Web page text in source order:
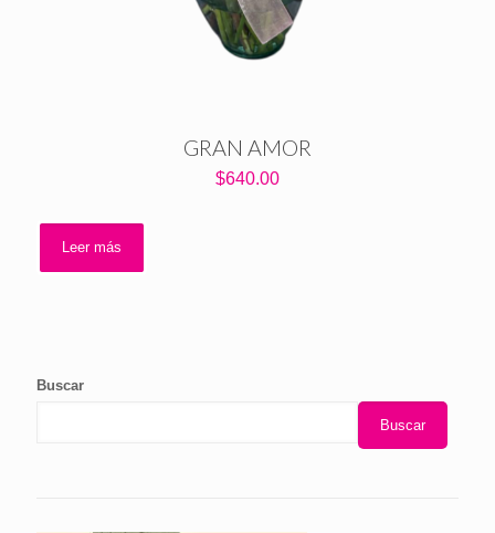
GRAN AMOR
$640.00
Leer más
Buscar
Buscar